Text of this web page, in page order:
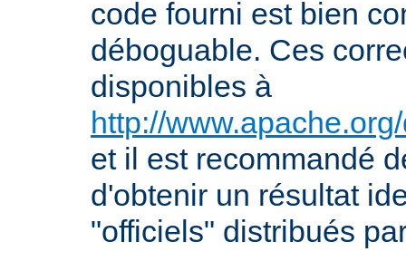
code fourni est bien
déboguable. Ces
disponibles à
http://
et il est recommandé
d'obtenir un résultat
"officiels" distribués